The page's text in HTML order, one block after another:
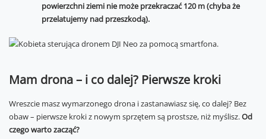
powierzchni ziemi nie może przekraczać 120 m (chyba że
przelatujemy nad przeszkodą).
Mam drona – i co dalej? Pierwsze kroki
Wreszcie masz wymarzonego drona i zastanawiasz się, co dalej? Bez
obaw – pierwsze kroki z nowym sprzętem są prostsze, niż myślisz.Od
czego warto zacząć?